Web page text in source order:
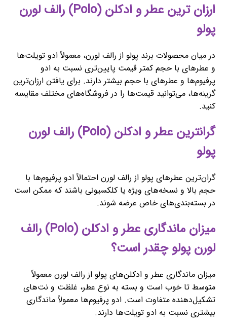
ارزان ترین عطر و ادکلن (Polo) رالف لورن
پولو
در میان محصولات برند پولو از رالف لورن، معمولاً ادو تویلت‌ها
و عطرهای با حجم کمتر قیمت پایین‌تری نسبت به ادو
پرفیوم‌ها و عطرهای با حجم بیشتر دارند. برای یافتن ارزان‌ترین
گزینه‌ها، می‌توانید قیمت‌ها را در فروشگاه‌های مختلف مقایسه
کنید.
گرانترین عطر و ادکلن (Polo) رالف لورن
پولو
گران‌ترین عطرهای پولو از رالف لورن احتمالاً ادو پرفیوم‌ها با
حجم بالا و نسخه‌های ویژه یا کلکسیونی باشند که ممکن است
در بسته‌بندی‌های خاص عرضه شوند.
میزان ماندگاری عطر و ادکلن (Polo) رالف
لورن پولو چقدر است؟
میزان ماندگاری عطر و ادکلن‌های پولو از رالف لورن معمولاً
متوسط تا خوب است و بسته به نوع عطر، غلظت و نت‌های
تشکیل‌دهنده متفاوت است. ادو پرفیوم‌ها معمولاً ماندگاری
بیشتری نسبت به ادو تویلت‌ها دارند.